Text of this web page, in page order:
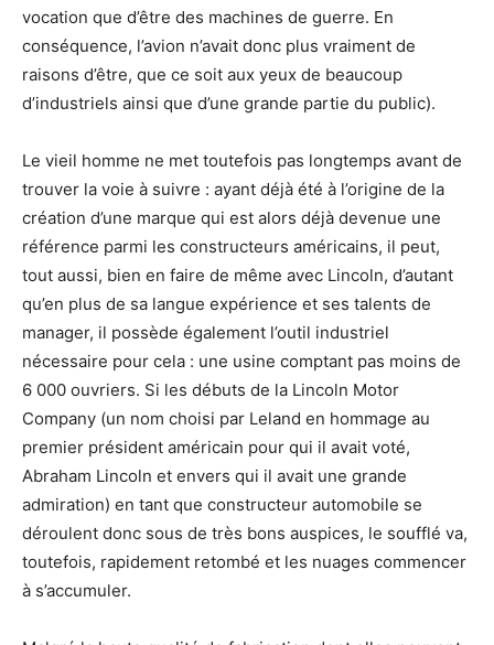
vocation que d’être des machines de guerre. En
conséquence, l’avion n’avait donc plus vraiment de
raisons d’être, que ce soit aux yeux de beaucoup
d’industriels ainsi que d’une grande partie du public).
Le vieil homme ne met toutefois pas longtemps avant de
trouver la voie à suivre : ayant déjà été à l’origine de la
création d’une marque qui est alors déjà devenue une
référence parmi les constructeurs américains, il peut,
tout aussi, bien en faire de même avec Lincoln, d’autant
qu’en plus de sa langue expérience et ses talents de
manager, il possède également l’outil industriel
nécessaire pour cela : une usine comptant pas moins de
6 000 ouvriers. Si les débuts de la Lincoln Motor
Company (un nom choisi par Leland en hommage au
premier président américain pour qui il avait voté,
Abraham Lincoln et envers qui il avait une grande
admiration) en tant que constructeur automobile se
déroulent donc sous de très bons auspices, le soufflé va,
toutefois, rapidement retombé et les nuages commencer
à s’accumuler.